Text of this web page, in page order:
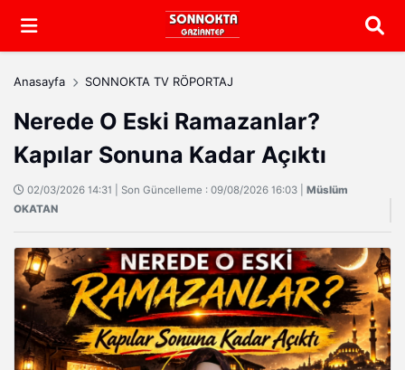
Arama
Anasayfa SONNOKTA TV RÖPORTAJ
Nerede O Eski Ramazanlar?
Kapılar Sonuna Kadar Açıktı
02/03/2026 14:31 | Son Güncelleme : 09/08/2026 16:03 | Müslüm
OKATAN